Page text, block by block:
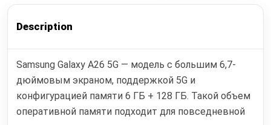
Description
Samsung Galaxy A26 5G — модель с большим 6,7-
дюймовым экраном, поддержкой 5G и
конфигурацией памяти 6 ГБ + 128 ГБ. Такой объем
оперативной памяти подходит для повседневной